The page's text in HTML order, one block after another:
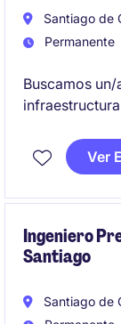
Santiago de
Permanente
Buscamos
Montt.
Ver
Ingeniero
Santiago
Santiago de